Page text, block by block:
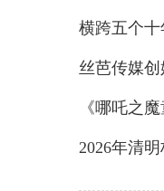
横跨五个
丝芭传媒
《哪吒之
2026年清